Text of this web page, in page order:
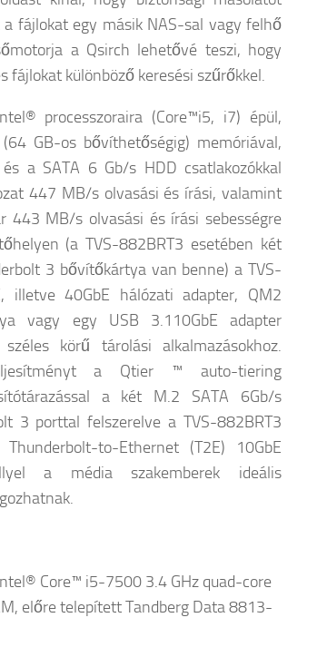
fájlokat egy másik NAS-sal vagy felhő
a Qsirch lehetővé teszi, hogy
fájlokat különböző keresési szűrőkkel.
processzoraira (Core™i5, i7) épül,
GB-os bővíthetőségig) memóriával,
a SATA 6 Gb/s HDD csatlakozókkal
447 MB/s olvasási és írási, valamint
443 MB/s olvasási és írási sebességre
(a TVS-882BRT3 esetében két
3 bővítőkártya van benne) a TVS-
illetve 40GbE hálózati adapter, QM2
vagy egy USB 3.110GbE adapter
körű tárolási alkalmazásokhoz.
a Qtier ™ auto-tiering
a két M.2 SATA 6Gb/s
3 porttal felszerelve a TVS-882BRT3
to-Ethernet (T2E) 10GbE
a média szakemberek ideális
Core™ i5-7500 3.4 GHz quad-core
előre telepített Tandberg Data 8813-